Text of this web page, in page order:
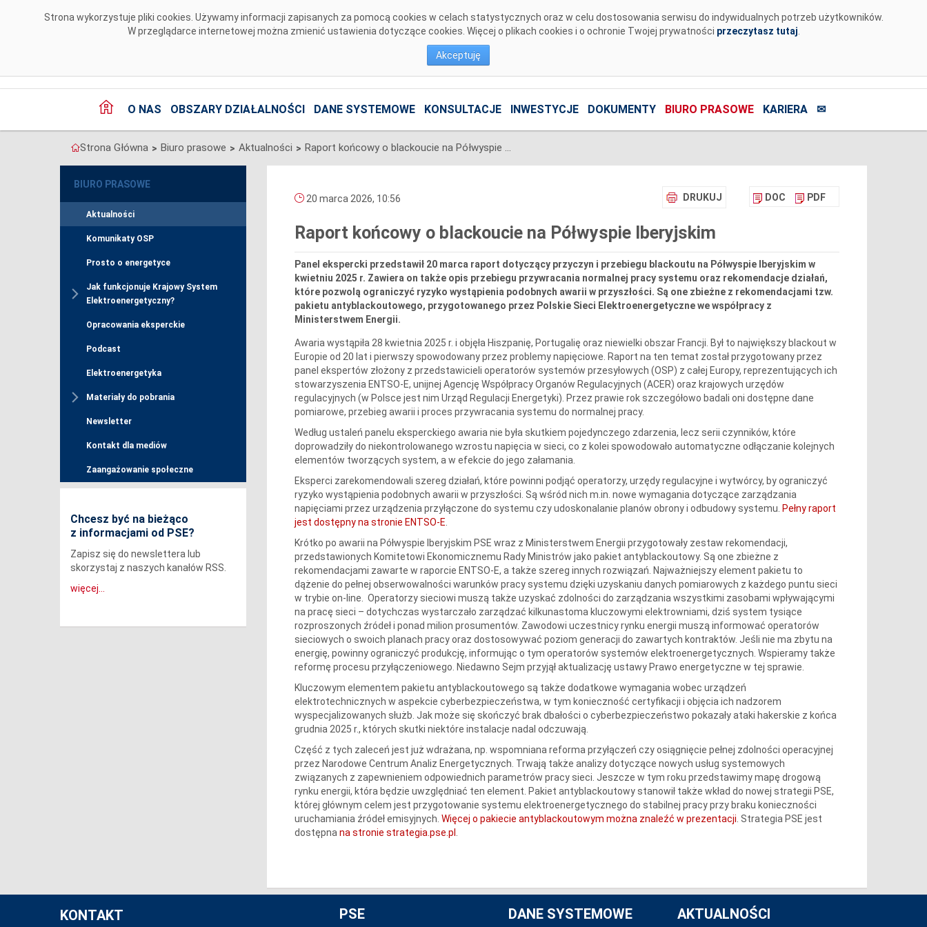
Strona wykorzystuje pliki cookies. Używamy informacji zapisanych za pomocą cookies w celach statystycznych oraz w celu dostosowania serwisu do indywidualnych potrzeb użytkowników.
W przeglądarce internetowej można zmienić ustawienia dotyczące cookies. Więcej o plikach cookies i o ochronie Twojej prywatności przeczytasz tutaj
Akceptuję
O NAS OBSZARY DZIAŁALNOŚCI DANE SYSTEMOWE KONSULTACJE INWESTYCJE DOKUMENTY BIURO PRASOWE KARIERA ✉
Strona Główna > Biuro prasowe > Aktualności > Raport końcowy o blackoucie na Półwyspie Iberyjskim
BIURO PRASOWE
Aktualności
Komunikaty OSP
Prosto o energetyce
Jak funkcjonuje Krajowy System
Elektroenergetyczny?
Opracowania eksperckie
Podcast
Elektroenergetyka
Materiały do pobrania
Newsletter
Kontakt dla mediów
Zaangażowanie społeczne
Chcesz być na bieżąco
z informacjami od PSE?
Zapisz się do newslettera lub
skorzystaj z naszych kanałów RSS.
więcej...
DRUKUJ DOC PDF
20 marca 2026, 10:56
Raport końcowy o blackoucie na Półwyspie Iberyjskim
Panel ekspercki przedstawił 20 marca raport dotyczący przyczyn i przebiegu blackoutu na Półwyspie Iberyjskim w
kwietniu 2025 r. Zawiera on także opis przebiegu przywracania normalnej pracy systemu oraz rekomendacje działań,
które pozwolą ograniczyć ryzyko wystąpienia podobnych awarii w przyszłości. Są one zbieżne z rekomendacjami tzw.
pakietu antyblackoutowego, przygotowanego przez Polskie Sieci Elektroenergetyczne we współpracy z
Ministerstwem Energii.
Awaria wystąpiła 28 kwietnia 2025 r. i objęła Hiszpanię, Portugalię oraz niewielki obszar Francji. Był to największy blackout w
Europie od 20 lat i pierwszy spowodowany przez problemy napięciowe. Raport na ten temat został przygotowany przez
panel ekspertów złożony z przedstawicieli operatorów systemów przesyłowych (OSP) z całej Europy, reprezentujących ich
stowarzyszenia ENTSO-E, unijnej Agencję Współpracy Organów Regulacyjnych (ACER) oraz krajowych urzędów
regulacyjnych (w Polsce jest nim Urząd Regulacji Energetyki). Przez prawie rok szczegółowo badali oni dostępne dane
pomiarowe, przebieg awarii i proces przywracania systemu do normalnej pracy.
Według ustaleń panelu eksperckiego awaria nie była skutkiem pojedynczego zdarzenia, lecz serii czynników, które
doprowadziły do niekontrolowanego wzrostu napięcia w sieci, co z kolei spowodowało automatyczne odłączanie kolejnych
elementów tworzących system, a w efekcie do jego załamania.
Eksperci zarekomendowali szereg działań, które powinni podjąć operatorzy, urzędy regulacyjne i wytwórcy, by ograniczyć
ryzyko wystąpienia podobnych awarii w przyszłości. Są wśród nich m.in. nowe wymagania dotyczące zarządzania
napięciami przez urządzenia przyłączone do systemu czy udoskonalanie planów obrony i odbudowy systemu. Pełny raport
jest dostępny na stronie ENTSO-E
Krótko po awarii na Półwyspie Iberyjskim PSE wraz z Ministerstwem Energii przygotowały zestaw rekomendacji,
przedstawionych Komitetowi Ekonomicznemu Rady Ministrów jako pakiet antyblackoutowy. Są one zbieżne z
rekomendacjami zawarte w raporcie ENTSO-E, a także szereg innych rozwiązań. Najważniejszy element pakietu to
dążenie do pełnej obserwowalności warunków pracy systemu dzięki uzyskaniu danych pomiarowych z każdego puntu sieci
w trybie on-line. Operatorzy sieciowi muszą także uzyskać zdolności do zarządzania wszystkimi zasobami wpływającymi
na pracę sieci – dotychczas wystarczało zarządzać kilkunastoma kluczowymi elektrowniami, dziś system tysiące
rozproszonych źródeł i ponad milion prosumentów. Zawodowi uczestnicy rynku energii muszą informować operatorów
sieciowych o swoich planach pracy oraz dostosowywać poziom generacji do zawartych kontraktów. Jeśli nie ma zbytu na
energię, powinny ograniczyć produkcję, informując o tym operatorów systemów elektroenergetycznych. Wspieramy także
reformę procesu przyłączeniowego. Niedawno Sejm przyjął aktualizację ustawy Prawo energetyczne w tej sprawie.
Kluczowym elementem pakietu antyblackoutowego są także dodatkowe wymagania wobec urządzeń
elektrotechnicznych w aspekcie cyberbezpieczeństwa, w tym konieczność certyfikacji i objęcia ich nadzorem
wyspecjalizowanych służb. Jak może się skończyć brak dbałości o cyberbezpieczeństwo pokazały ataki hakerskie z końca
grudnia 2025 r., których skutki niektóre instalacje nadal odczuwają.
Część z tych zaleceń jest już wdrażana, np. wspomniana reforma przyłączeń czy osiągnięcie pełnej zdolności operacyjnej
przez Narodowe Centrum Analiz Energetycznych. Trwają także analizy dotyczące nowych usług systemowych
związanych z zapewnieniem odpowiednich parametrów pracy sieci. Jeszcze w tym roku przedstawimy mapę drogową
rynku energii, która będzie uwzględniać ten element. Pakiet antyblackoutowy stanowił także wkład do nowej strategii PSE,
której głównym celem jest przygotowanie systemu elektroenergetycznego do stabilnej pracy przy braku konieczności
uruchamiania źródeł emisyjnych. Więcej o pakiecie antyblackoutowym można znaleźć w prezentacji . Strategia PSE jest
dostępna na stronie strategia.pse.pl
KONTAKT PSE DANE SYSTEMOWE AKTUALNOŚCI